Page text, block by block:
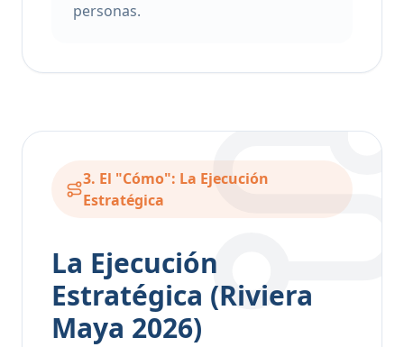
personas.
3. El "Cómo": La Ejecución
Estratégica
La Ejecución
Estratégica (Riviera
Maya 2026)